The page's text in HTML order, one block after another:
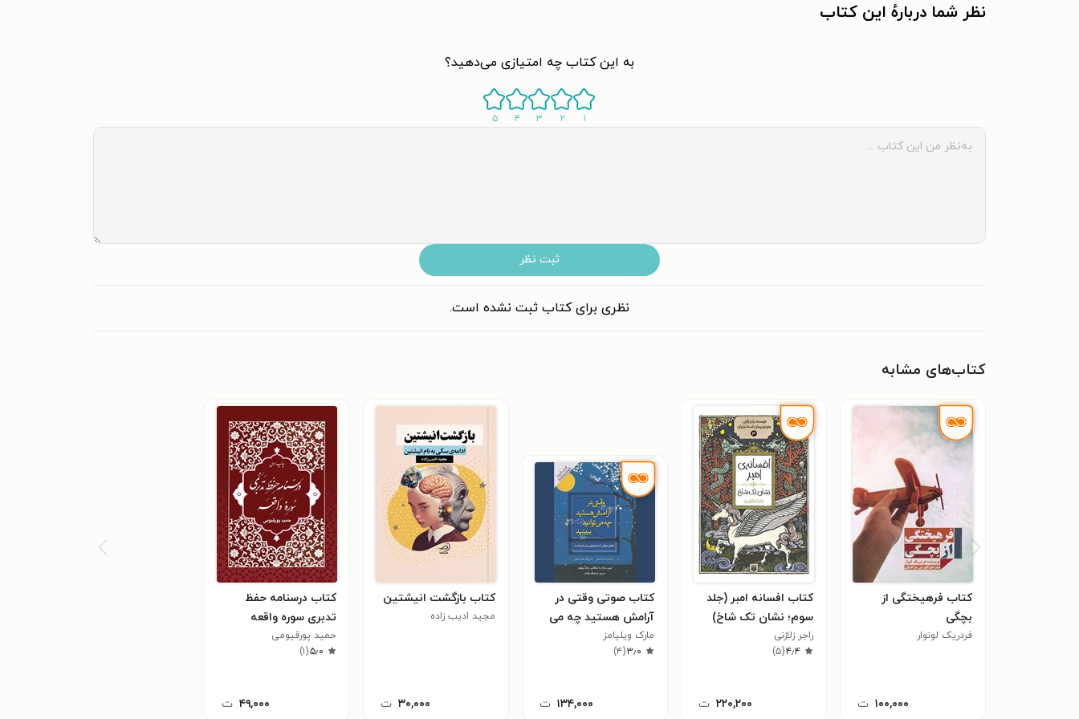
نظر شما دربارهٔ این کتاب
به این کتاب چه امتیازی می‌دهید؟
۱ ۲ ۳ ۴ ۵
ثبت نظر
نظری برای کتاب ثبت نشده است.
کتاب‌های مشابه
کتاب فرهیختگی از
بچگی
فردریک لونوار
۱۰۰,۰۰۰ ت
کتاب افسانه امبر (جلد
سوم؛ نشان تک شاخ)
راجر زلازنی
۴٫۴(۵)
۲۲۰,۲۰۰ ت
کتاب صوتی وقتی در
آرامش هستید چه می‌
توانید ببینید
مارک ویلیامز
۳٫۰(۴)
۱۳۴,۰۰۰ ت
کتاب بازگشت انیشتین
مجید ادیب زاده
۳۰,۰۰۰ ت
کتاب درسنامه حفظ
تدبری سوره واقعه
حمید پورقیومی
۵٫۰(۱)
۴۹,۰۰۰ ت